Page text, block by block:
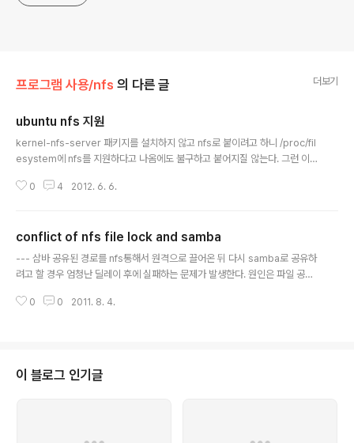
프로그램 사용/nfs 의 다른 글 더보기
ubuntu nfs 지원
kernel-nfs-server 패키지를 설치하지 않고 nfs로 붙이려고 하니 /proc/fil
esystem에 nfs를 지원하다고 나옴에도 불구하고 붙어지질 않는다. 그런 이유
(/etc/exports를 비워두거나 서비스를 실행하지 않도록 설정필요) mount: w
stems (e.g. nfs, cifs) you might need a /sbin/mount. helper progr
am) In ..
0 4 2012. 6. 6.
conflict of nfs file lock and samba
--- 삼바 공유된 경로를 nfs통해서 원격으로 끌어온 뒤 다시 samba로 공유하
려고 할 경우 엄청난 딜레이 후에 실패하는 문제가 발생한다. 원인은 파일 공유 l
unt시에 설정해야 해결이 된다. 2012/12/11 - [프로그램 사용/nfs] - nfs mo
ingII] [링크 : http://o..
0 0 2011. 8. 4.
이 블로그 인기글